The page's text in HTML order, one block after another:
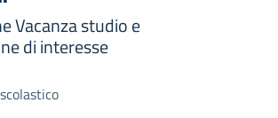
Vacanza studio e
di interesse